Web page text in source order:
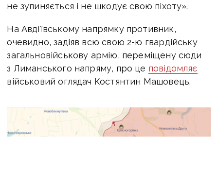
не зупиняється і не шкодує свою піхоту».
На Авдіївському напрямку противник,
очевидно, задіяв всю свою 2-ю гвардійську
загальновійськову армію, переміщену сюди
з Лиманського напряму, про це повідомляє
військовий оглядач Костянтин Машовець.